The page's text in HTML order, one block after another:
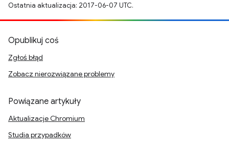
Ostatnia aktualizacja: 2017-06-07 UTC.
Opublikuj coś
Zgłoś błąd
Zobacz nierozwiązane problemy
Powiązane artykuły
Aktualizacje Chromium
Studia przypadków